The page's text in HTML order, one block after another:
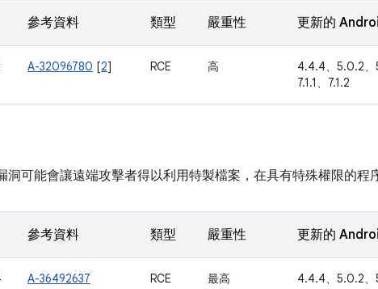
參考資料 類型 嚴重性 更新的
A-32096780 [2] RCE 高
4.4.4、5.0.2、
7.1.1、7.1.2
洞可能會讓遠端攻擊者得以利用特製檔案，在具有特殊權限的程
參考資料 類型 嚴重性 更新的
A-36492637 RCE 最高
4.4.4、5.0.2、